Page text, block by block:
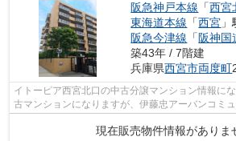
阪急神戸本線 「西宮
東海道本線 「西宮
阪急今津線 「 阪神国
築43年 / 7階建
兵庫県西宮市両度町
イトーピア西宮北口の中古分譲マンション情報に
古マンションになりますが、伊藤忠アーバンコミ
現在販売物件情報がありま